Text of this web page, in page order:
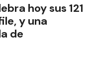
hoy sus 121
y una
de